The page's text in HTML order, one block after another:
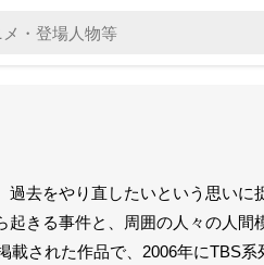
去をやり直したいという思いに
きる事件と、周囲の人々の人間
された作品で、2006年にTBS系